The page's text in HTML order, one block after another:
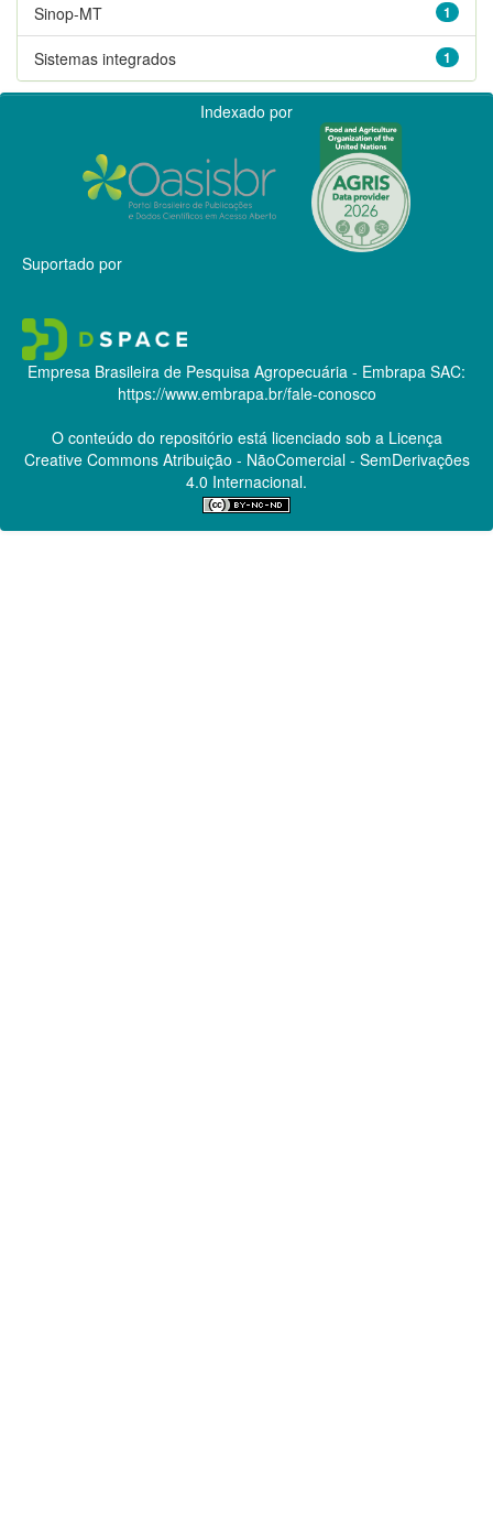
1
Sinop-MT
1
Sistemas integrados
Indexado por
Suportado por
Empresa Brasileira de Pesquisa Agropecuária - Embrapa SAC:
https://www.embrapa.br/fale-conosco
O conteúdo do repositório está licenciado sob a Licença
Creative CommonsAtribuição - NãoComercial - SemDerivações
4.0 Internacional.